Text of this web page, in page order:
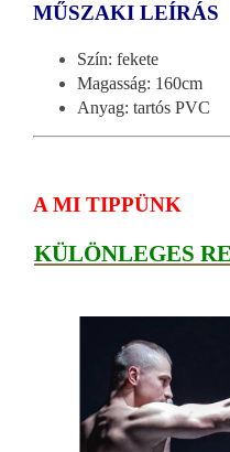
MŰSZAKI LEÍRÁS
Szín: fekete
Magasság: 160cm
Anyag: tartós PVC
A MI TIPPÜNK
KÜLÖNLEGES